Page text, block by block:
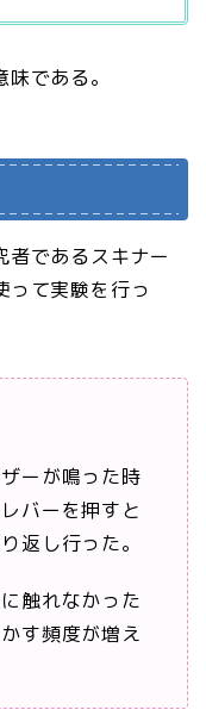
である。
者であるスキナー
って実験を行っ
ーが鳴った時
バーを押すと
返し行った。
触れなかった
す頻度が増え